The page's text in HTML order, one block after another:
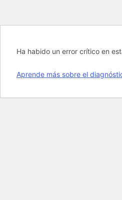
Ha habido un error crítico en
Aprende más sobre el